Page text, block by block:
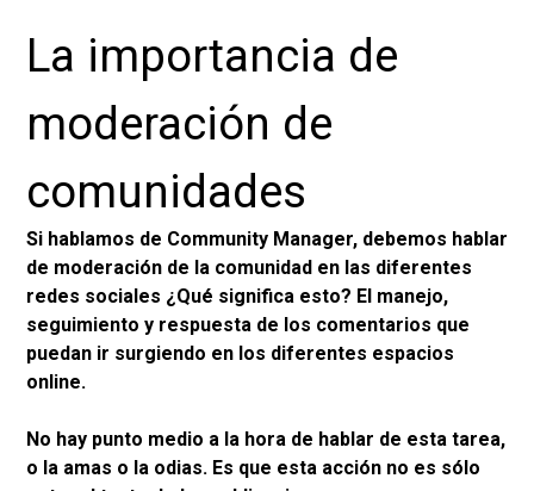
La importancia de
moderación de
comunidades
Si hablamos de Community Manager, debemos hablar
de moderación de la comunidad en las diferentes
redes sociales ¿Qué significa esto? El manejo,
seguimiento y respuesta de los comentarios que
puedan ir surgiendo en los diferentes espacios
online.
No hay punto medio a la hora de hablar de esta tarea,
o la amas o la odias. Es que esta acción no es sólo